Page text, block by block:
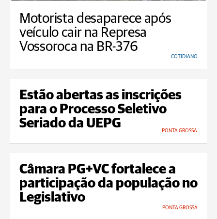
Motorista desaparece após
veículo cair na Represa
Vossoroca na BR-376
COTIDIANO
Estão abertas as inscrições
para o Processo Seletivo
Seriado da UEPG
PONTA GROSSA
Câmara PG+VC fortalece a
participação da população no
Legislativo
PONTA GROSSA